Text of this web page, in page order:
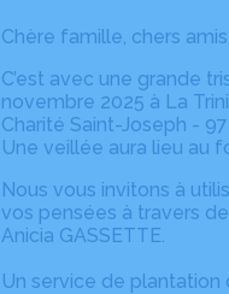
Chère famille, chers amis,
C’est avec une grande
novembre 2025 à La
Charité Saint-Joseph -
Une veillée aura lieu au
Nous vous invitons à
vos pensées à travers
Anicia GASSETTE.
Un service de plantation